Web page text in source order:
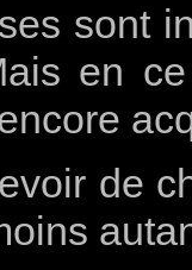
sont
en
de